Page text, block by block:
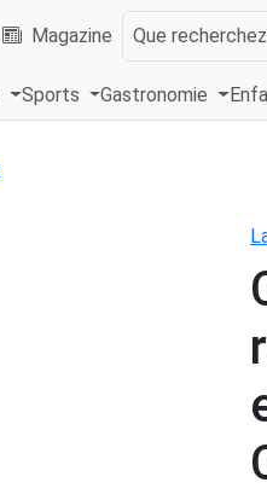
Magazine Que
Sports Gastronomie